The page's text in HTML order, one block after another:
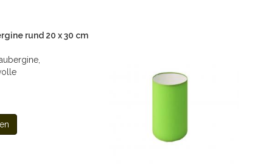
rund 20 x 30 cm